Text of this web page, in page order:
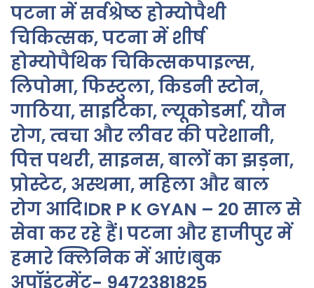
पटना में सर्वश्रेष्ठ होम्योपैथी
चिकित्सक, पटना में शीर्ष
होम्योपैथिक चिकित्सकपाइल्स,
लिपोमा, फिस्टुला, किडनी स्टोन,
गाठिया, साइटिका, ल्यूकोडर्मा, यौन
रोग, त्वचा और लीवर की परेशानी,
पित्त पथरी, साइनस, बालों का झड़ना,
प्रोस्टेट, अस्थमा, महिला और बाल
रोग आदि।DR P K GYAN – 20 साल से
सेवा कर रहे हैं। पटना और हाजीपुर में
हमारे क्लिनिक में आएं।बुक
अपॉइंटमेंट- 9472381825